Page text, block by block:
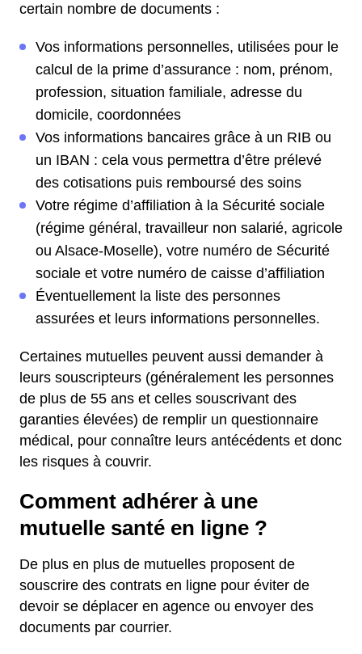
certain nombre de documents :
Vos informations personnelles, utilisées pour le
calcul de la prime d’assurance : nom, prénom,
profession, situation familiale, adresse du
domicile, coordonnées
Vos informations bancaires grâce à un RIB ou
un IBAN : cela vous permettra d’être prélevé
des cotisations puis remboursé des soins
Votre régime d’affiliation à la Sécurité sociale
(régime général, travailleur non salarié, agricole
ou Alsace-Moselle), votre numéro de Sécurité
sociale et votre numéro de caisse d’affiliation
Éventuellement la liste des personnes
assurées et leurs informations personnelles.
Certaines mutuelles peuvent aussi demander à
leurs souscripteurs (généralement les personnes
de plus de 55 ans et celles souscrivant des
garanties élevées) de remplir un questionnaire
médical, pour connaître leurs antécédents et donc
les risques à couvrir.
Comment adhérer à une
mutuelle santé en ligne ?
De plus en plus de mutuelles proposent de
souscrire des contrats en ligne pour éviter de
devoir se déplacer en agence ou envoyer des
documents par courrier.